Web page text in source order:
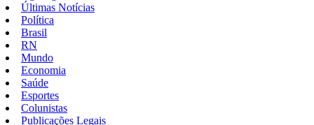
Últimas Notícias
Política
Brasil
RN
Mundo
Economia
Saúde
Esportes
Colunistas
Publicações Legais